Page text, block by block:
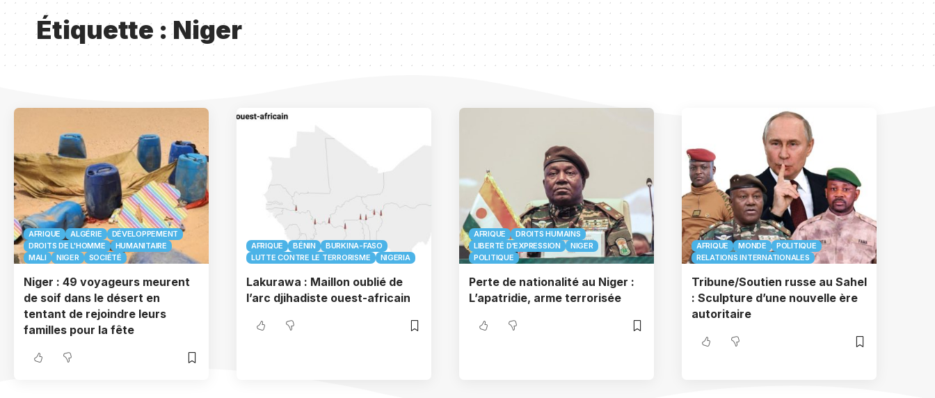
Étiquette :Niger
AFRIQUE ALGÉRIE
DÉVELOPPEMENT
DROITS DE L'HOMME
HUMANITAIRE
MALI
NIGER SOCIÉTÉ
Niger : 49 voyageurs meurent
de soif dans le désert en
tentant de rejoindre leurs
familles pour la fête
AFRIQUE BÉNIN
BURKINA-FASO
LUTTE CONTRE LE TERRORISME
NIGERIA
Lakurawa : Maillon oublié de
l’arc djihadiste ouest-africain
AFRIQUE
DROITS HUMAINS
LIBERTÉ D'EXPRESSION
NIGER
POLITIQUE
Perte de nationalité au Niger :
L’apatridie, arme terrorisée
AFRIQUE MONDE
POLITIQUE
RELATIONS INTERNATIONALES
Tribune/Soutien russe au Sahel
: Sculpture d’une nouvelle ère
autoritaire